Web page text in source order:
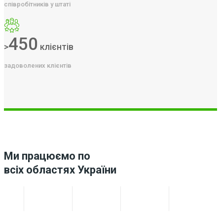
співробітників у штаті
>450 клієнтів
задоволених клієнтів
Ми працюємо по
всіх областях України